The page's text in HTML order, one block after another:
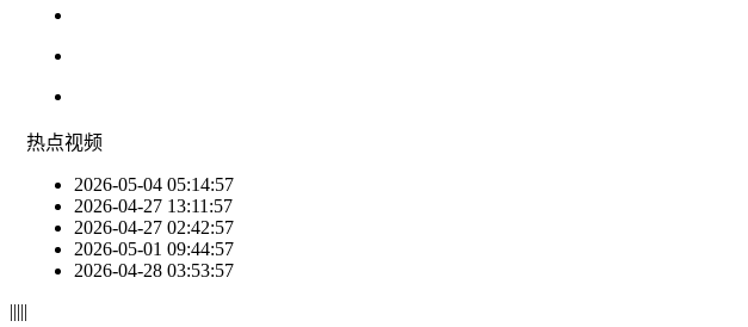
热点视频
2026-05-04 05:14:57
2026-04-27 13:11:57
2026-04-27 02:42:57
2026-05-01 09:44:57
2026-04-28 03:53:57
|||||